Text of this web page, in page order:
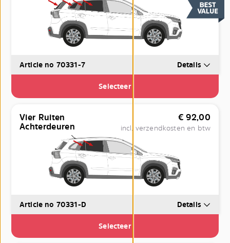
Article no 70331-7 Details
Selecteer
Vier Ruiten
Achterdeuren
€ 92,00
incl. verzendkosten en btw
Article no 70331-D Details
Selecteer